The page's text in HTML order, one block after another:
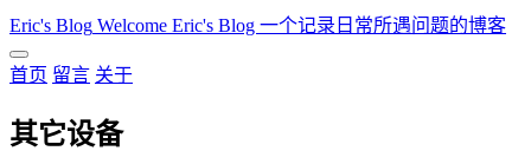
Eric's Blog Welcome Eric's Blog 一个记录日常所遇问题的博客
首页 留言 关于
其它设备